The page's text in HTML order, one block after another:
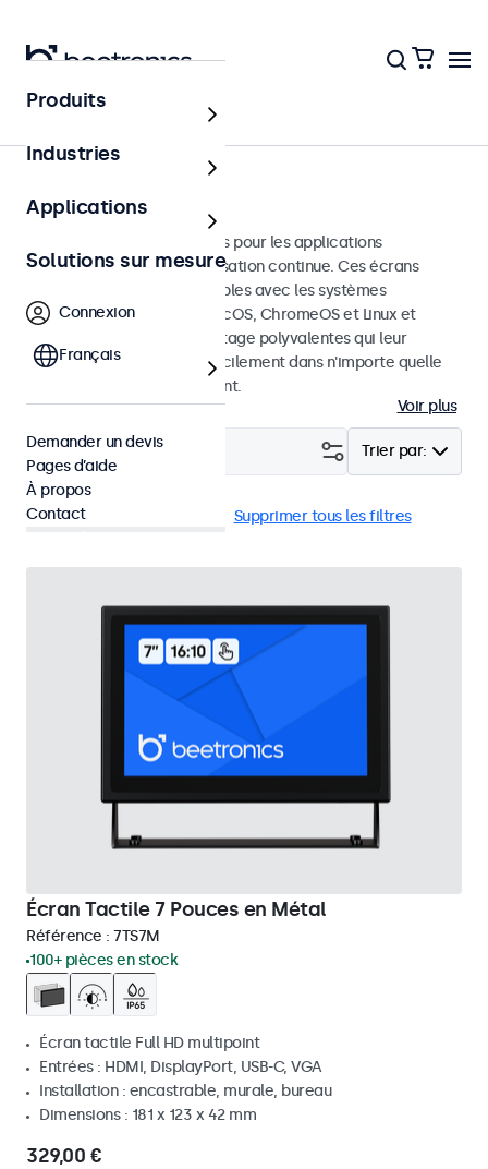
Accueil
Écrans tactiles HDMI
Écrans tactiles HDMI conçus pour les applications
professionnelles et une utilisation continue. Ces écrans
tactiles HDMI sont compatibles avec les systèmes
d'exploitation Windows, macOS, ChromeOS et Linux et
disposent d'options de montage polyvalentes qui leur
permettent de s'intégrer facilement dans n'importe quelle
application et environnement.
Voir plus
Trier par:
Filtrer (16)
HDMI Montage en rack Supprimer tous les filtres
Écran Tactile 7 Pouces en Métal
Référence : 7TS7M
100+ pièces en stock
Écran tactile Full HD multipoint
Entrées : HDMI, DisplayPort, USB-C, VGA
Installation : encastrable, murale, bureau
Dimensions : 181 x 123 x 42 mm
329,00 €
Produits
Industries
Applications
Solutions sur mesure
Connexion
Français
Demander un devis
Pages d’aide
À propos
Contact